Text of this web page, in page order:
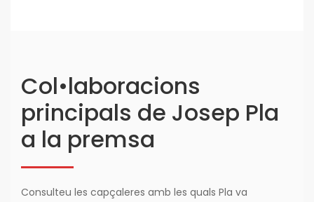
Col•laboracions
principals de Josep Pla
a la premsa
Consulteu les capçaleres amb les quals Pla va